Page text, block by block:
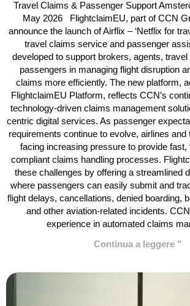
Travel Claims & Passenger Support
May 2026 FlightclaimEU, part of CCN
announce the launch of Airflix – ‘Netflix for
travel claims service and passenger
developed to support brokers, agents,
passengers in managing flight disruption
claims more efficiently. The new platform,
FlightclaimEU Platform, reflects CCN’s
technology-driven claims management
centric digital services. As passenger
requirements continue to evolve, airlines and
facing increasing pressure to provide fast,
compliant claims handling processes.
these challenges by offering a streamlined
where passengers can easily submit and
flight delays, cancellations, denied boarding,
and other aviation-related incidents.
experience in automated claims
Continua a leggere "